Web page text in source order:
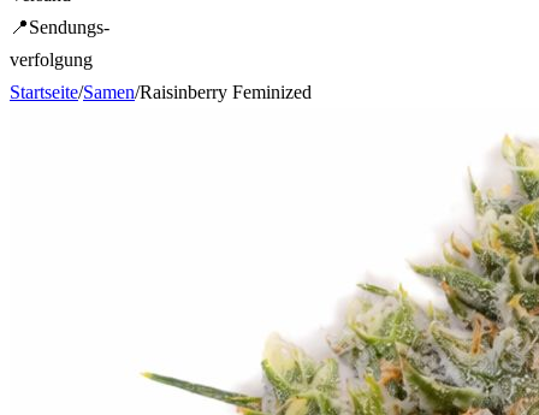
📍Sendungs-
verfolgung
Startseite/Samen/Raisinberry Feminized